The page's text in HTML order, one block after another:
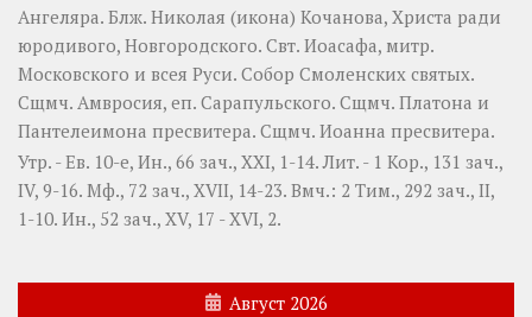
Ангеляра. Блж. Николая (икона) Кочанова, Христа ради
юродивого, Новгородского. Свт. Иоасафа, митр.
Московского и всея Руси. Собор Смоленских святых.
Сщмч. Амвросия, еп. Сарапульского. Сщмч. Платона и
Пантелеимона пресвитера. Сщмч. Иоанна пресвитера.
Утр. - Ев. 10-е, Ин., 66 зач., XXI, 1-14.Лит. - 1 Кор., 131 зач.,
IV, 9-16. Мф., 72 зач., XVII, 14-23. Вмч.: 2 Тим., 292 зач., II,
1-10. Ин., 52 зач., XV, 17 - XVI, 2.
Август 2026